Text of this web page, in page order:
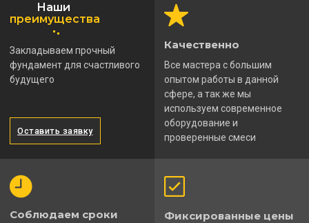
Наши
преимущества
Закладываем прочный
фундамент для счастливого
будущего
Оставить заявку
Качественно
Все мастера с большим
опытом работы в данной
сфере, а так же мы
используем современное
оборудование и
проверенные смеси
Соблюдаем сроки Фиксированные цены